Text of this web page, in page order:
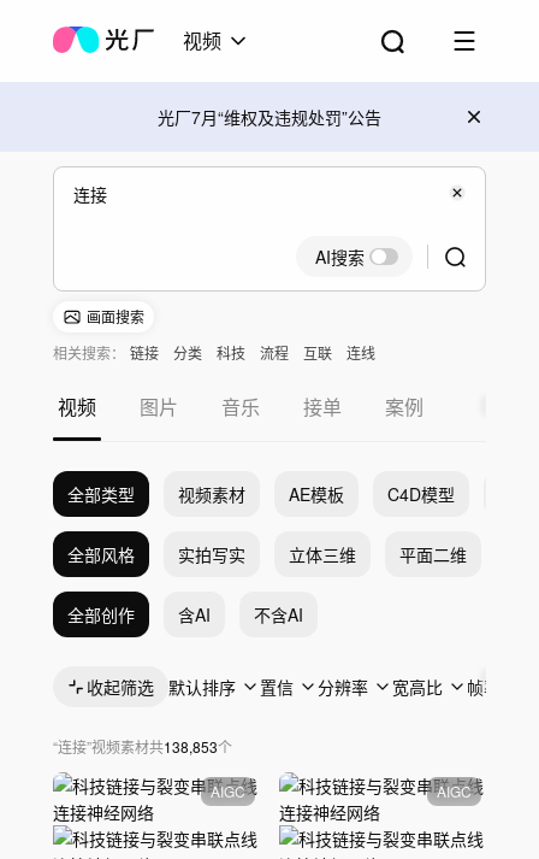
视频
光厂7月“维权及违规处罚”公告
AI搜索
画面搜索
相关搜索：
链接 分类 科技 流程 互联 连线
视频 图片 音乐 接单 案例
全部类型 视频素材 AE模板 C4D模型
全部风格 实拍写实 立体三维 平面二维
全部创作 含AI 不含AI
收起筛选 默认排序 置信 分辨率 宽高比 帧率
“连接”视频素材共138,853个
AIGC AIGC